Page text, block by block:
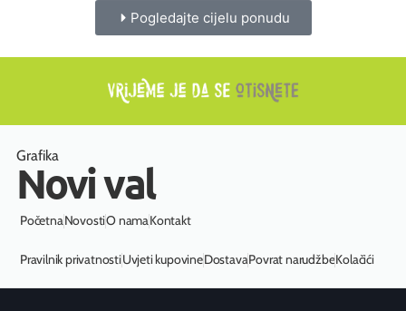
Pogledajte cijelu ponudu
Grafika
Novi val
PočetnaNovostiO namaKontakt
Pravilnik privatnostiUvjeti kupovineDostavaPovrat narudžbeKolačići